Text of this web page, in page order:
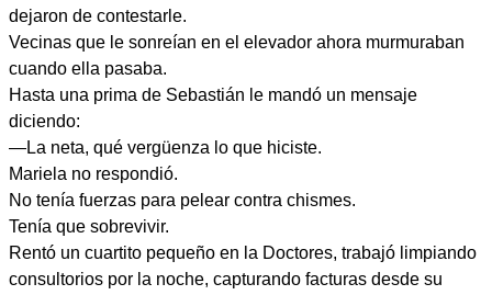
dejaron de contestarle.
Vecinas que le sonreían en el elevador ahora murmuraban
cuando ella pasaba.
Hasta una prima de Sebastián le mandó un mensaje
diciendo:
—La neta, qué vergüenza lo que hiciste.
Mariela no respondió.
No tenía fuerzas para pelear contra chismes.
Tenía que sobrevivir.
Rentó un cuartito pequeño en la Doctores, trabajó limpiando
consultorios por la noche, capturando facturas desde su